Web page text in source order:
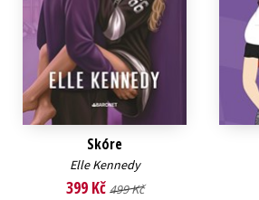
Skóre
Elle Kennedy
399 Kč 499 Kč